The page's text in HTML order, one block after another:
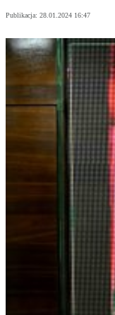
Publikacja: 28.01.2024 16:47